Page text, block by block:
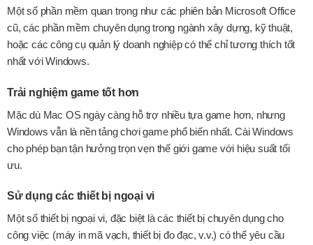
Một số phần mềm quan trọng như các phiên bản Microsoft Office
cũ, các phần mềm chuyên dụng trong ngành xây dựng, kỹ thuật,
hoặc các công cụ quản lý doanh nghiệp có thể chỉ tương thích tốt
nhất với Windows.
Trải nghiệm game tốt hơn
Mặc dù Mac OS ngày càng hỗ trợ nhiều tựa game hơn, nhưng
Windows vẫn là nền tảng chơi game phổ biến nhất. Cài Windows
cho phép bạn tận hưởng trọn vẹn thế giới game với hiệu suất tối
ưu.
Sử dụng các thiết bị ngoại vi
Một số thiết bị ngoại vi, đặc biệt là các thiết bị chuyên dụng cho
công việc (máy in mã vạch, thiết bị đo đạc, v.v.) có thể yêu cầu